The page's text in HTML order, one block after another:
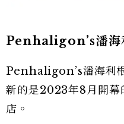
Penhaligon’s潘海
Penhaligon’s潘海利
新的是2023年8月開幕
店。